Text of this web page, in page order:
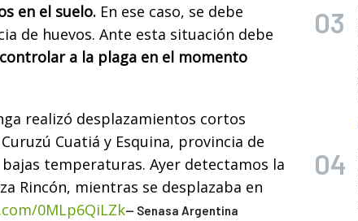
en el suelo. En ese caso, se debe
de huevos. Ante esta situación debe
controlar a la plaga en el momento
realizó desplazamientos cortos
Cuatiá y Esquina, provincia de
temperaturas. Ayer detectamos la
Rincón, mientras se desplazaba en
0MLp6QiLZk— Senasa Argentina